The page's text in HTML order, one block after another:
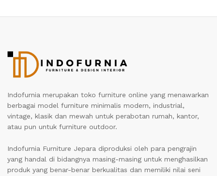
Indofurnia merupakan toko furniture online yang menawarkan
berbagai model furniture minimalis modern, industrial,
vintage, klasik dan mewah untuk perabotan rumah, kantor,
atau pun untuk furniture outdoor.
Indofurnia Furniture Jepara diproduksi oleh para pengrajin
yang handal di bidangnya masing-masing untuk menghasilkan
produk yang benar-benar berkualitas dan memiliki nilai seni